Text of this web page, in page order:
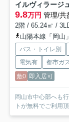
イルヴィラージ
9.8万円 管理/共
2階 / 65.24㎡ /
山陽本線「岡山
バス・トイレ別
電気有
都市ガ
敷0 即入居可
岡山市中心部へも
トが無料でご利用